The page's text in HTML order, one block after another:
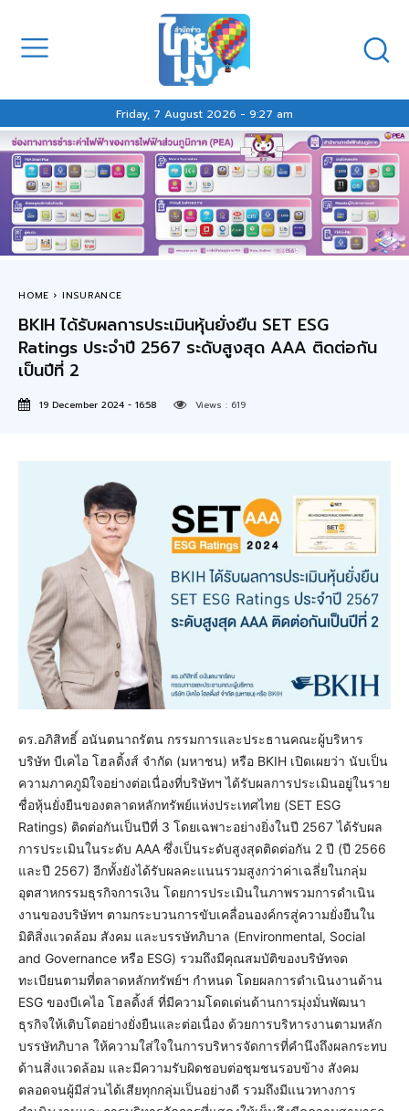
Friday, 7 August 2026 - 9:27 am
HOME INSURANCE
BKIH ได้รับผลการประเมินหุ้นยั่งยืน SET ESG
Ratings ประจำปี 2567 ระดับสูงสุด AAA ติดต่อกัน
เป็นปีที่ 2
19 December 2024 - 16:58 Views : 619
ดร.อภิสิทธิ์ อนันตนาถรัตน กรรมการและประธานคณะผู้บริหาร
บริษัท บีเคไอ โฮลดิ้งส์ จำกัด (มหาชน) หรือ BKIH เปิดเผยว่า นับเป็น
ความภาคภูมิใจอย่างต่อเนื่องที่บริษัทฯ ได้รับผลการประเมินอยู่ในราย
ชื่อหุ้นยั่งยืนของตลาดหลักทรัพย์แห่งประเทศไทย (SET ESG
Ratings) ติดต่อกันเป็นปีที่ 3 โดยเฉพาะอย่างยิ่งในปี 2567 ได้รับผล
การประเมินในระดับ AAA ซึ่งเป็นระดับสูงสุดติดต่อกัน 2 ปี (ปี 2566
และปี 2567) อีกทั้งยังได้รับผลคะแนนรวมสูงกว่าค่าเฉลี่ยในกลุ่ม
อุตสาหกรรมธุรกิจการเงิน โดยการประเมินในภาพรวมการดำเนิน
งานของบริษัทฯ ตามกระบวนการขับเคลื่อนองค์กรสู่ความยั่งยืนใน
มิติสิ่งแวดล้อม สังคม และบรรษัทภิบาล (Environmental, Social
and Governance หรือ ESG) รวมถึงมีคุณสมบัติของบริษัทจด
ทะเบียนตามที่ตลาดหลักทรัพย์ฯ กำหนด โดยผลการดำเนินงานด้าน
ESG ของบีเคไอ โฮลดิ้งส์ ที่มีความโดดเด่นด้านการมุ่งมั่นพัฒนา
ธุรกิจให้เติบโตอย่างยั่งยืนและต่อเนื่อง ด้วยการบริหารงานตามหลัก
บรรษัทภิบาล ให้ความใส่ใจในการบริหารจัดการที่คำนึงถึงผลกระทบ
ด้านสิ่งแวดล้อม และมีความรับผิดชอบต่อชุมชนรอบข้าง สังคม
ตลอดจนผู้มีส่วนได้เสียทุกกลุ่มเป็นอย่างดี รวมถึงมีแนวทางการ